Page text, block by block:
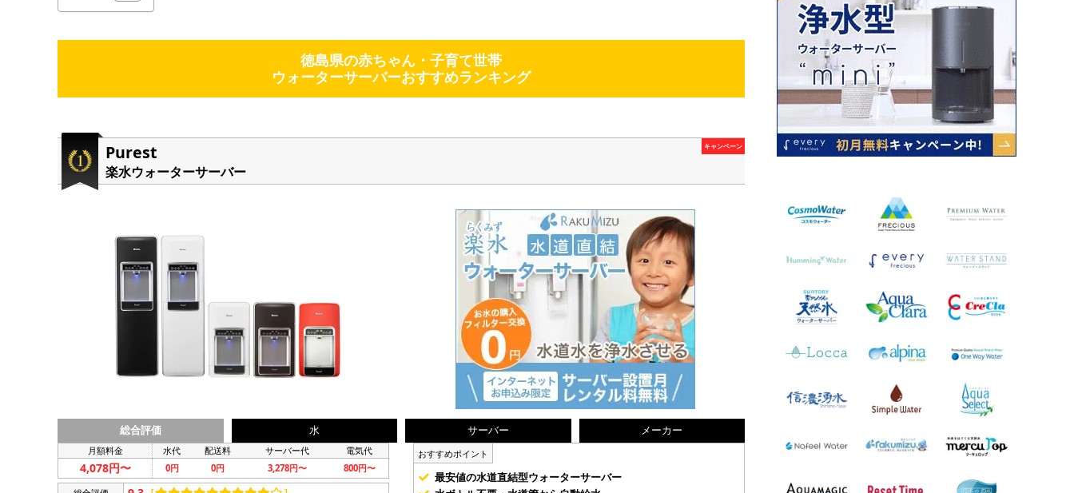
徳島県の赤ちゃん・子育て世帯
ウォーターサーバーおすすめランキング
Purest
楽水ウォーターサーバー
キャンペーン
総合評価 水 サーバー メーカー
月額料金 水代 配送料 サーバー代 電気代
4,078円〜 0円 0円 3,278円〜 800円〜
おすすめポイント
最安値の水道直結型ウォーターサーバー